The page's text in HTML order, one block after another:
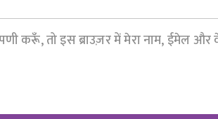
करूँ, तो इस ब्राउज़र में मेरा नाम, ईमेल